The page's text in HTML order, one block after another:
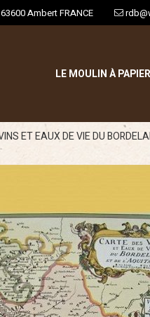
LE MOULIN À PAPIER
ET EAUX DE VIE DU
Ambert FRANCE